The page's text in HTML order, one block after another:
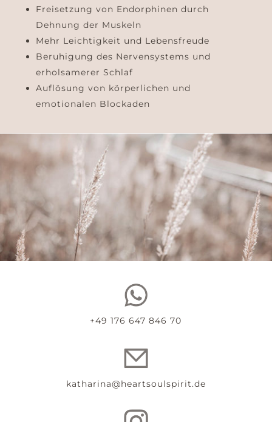
Freisetzung von Endorphinen durch
Dehnung der Muskeln
Mehr Leichtigkeit und Lebensfreude
Beruhigung des Nervensystems und
erholsamerer Schlaf
Auflösung von körperlichen und
emotionalen Blockaden
+49 176 647 846 70
katharina@heartsoulspirit.de